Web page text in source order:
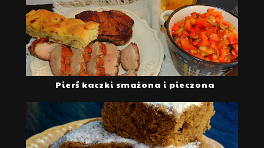
Pierś kaczki smażona i pieczona